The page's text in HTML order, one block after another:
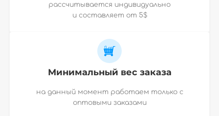
рассчитывается индивидуально
и составляет от 5$
Минимальный вес заказа
на данный момент работаем только с
оптовыми заказами